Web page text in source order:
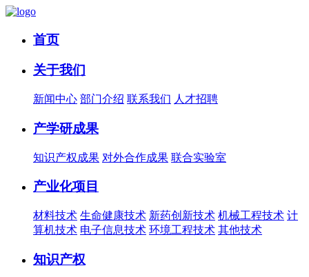
首页
关于我们
新闻中心 部门介绍 联系我们 人才招聘
产学研成果
知识产权成果 对外合作成果 联合实验室
产业化项目
材料技术 生命健康技术 新药创新技术 机械工程技术 计
算机技术 电子信息技术 环境工程技术 其他技术
知识产权